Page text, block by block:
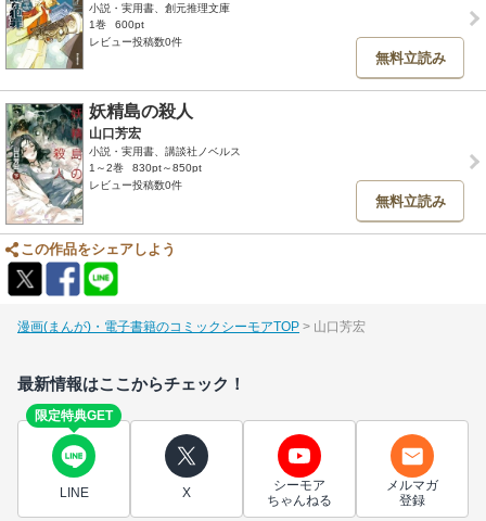
小説・実用書、創元推理文庫
1巻
600pt
レビュー投稿数0件
無料立読み
妖精島の殺人
山口芳宏
小説・実用書、講談社ノベルス
1～2巻
830pt～850pt
レビュー投稿数0件
無料立読み
この作品をシェアしよう
漫画(まんが)・電子書籍のコミックシーモアTOP 山口芳宏
最新情報はここからチェック！
限定特典GET
LINE X
シーモア
ちゃんねる
メルマガ
登録